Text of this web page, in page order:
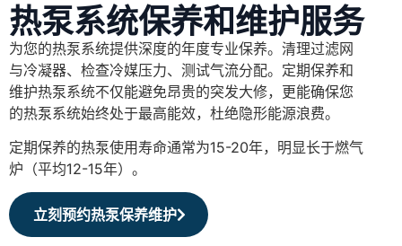
热泵系统保养和维护服务
为您的热泵系统提供深度的年度专业保养。清理过滤网
与冷凝器、检查冷媒压力、测试气流分配。定期保养和
维护热泵系统不仅能避免昂贵的突发大修，更能确保您
的热泵系统始终处于最高能效，杜绝隐形能源浪费。
定期保养的热泵使用寿命通常为15-20年，明显长于燃气
炉（平均12-15年）。
立刻预约热泵保养维护